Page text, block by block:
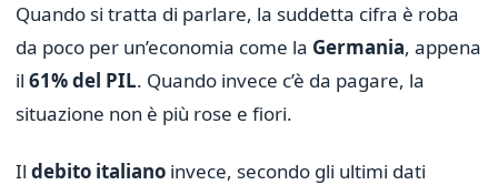
Quando si tratta di parlare, la suddetta cifra è roba
da poco per un’economia come la Germania, appena
il 61% del PIL. Quando invece c’è da pagare, la
situazione non è più rose e fiori.
Il debito italiano invece, secondo gli ultimi dati